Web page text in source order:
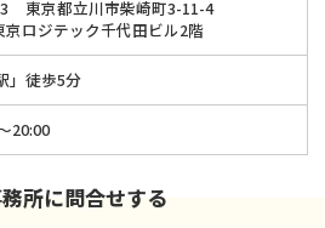
東京都立川市柴崎町3-11-4
京ロジテック千代田ビル2階
」徒歩5分
20:00
所に問合せする